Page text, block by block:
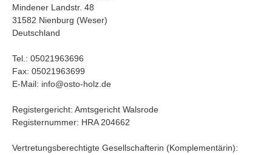
Mindener Landstr. 48
31582 Nienburg (Weser)
Deutschland
Tel.: 05021963696
Fax: 05021963699
E-Mail: info@osto-holz.de
Registergericht: Amtsgericht Walsrode
Registernummer: HRA 204662
Vertretungsberechtigte Gesellschafterin (Komplementärin):